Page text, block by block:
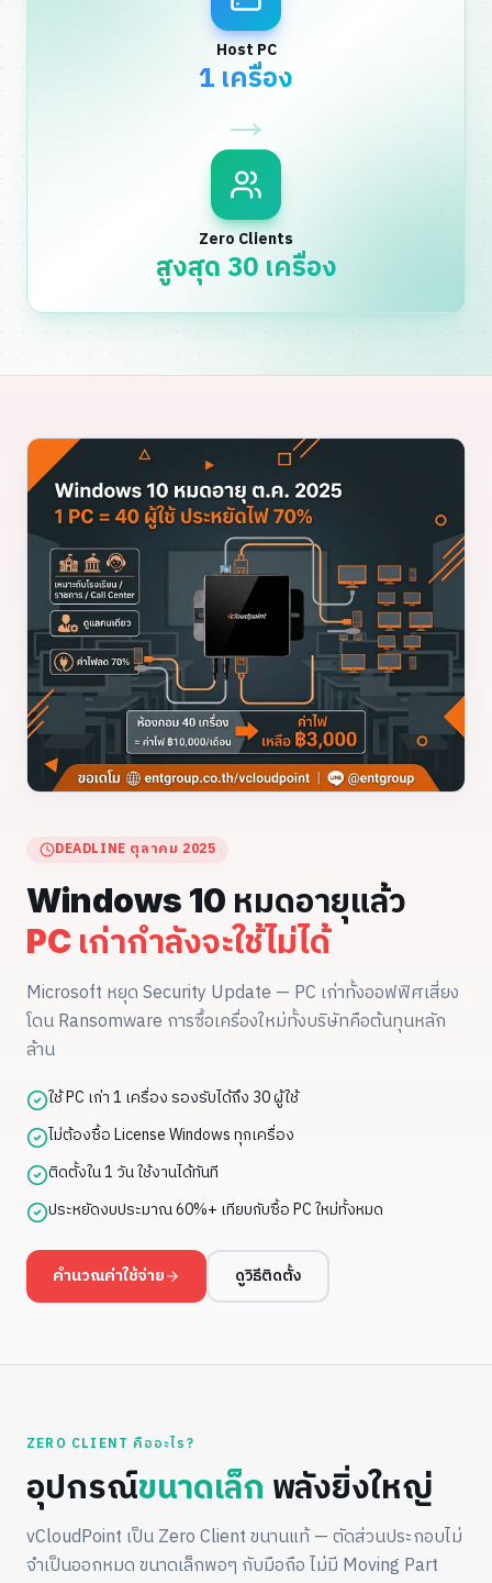
Host PC
1 เครื่อง
→
Zero Clients
สูงสุด 30 เครื่อง
DEADLINE ตุลาคม 2025
Windows 10 หมดอายุแล้ว
PC เก่ากำลังจะใช้ไม่ได้
Microsoft หยุด Security Update — PC เก่าทั้งออฟฟิศเสี่ยง
โดน Ransomware การซื้อเครื่องใหม่ทั้งบริษัทคือต้นทุนหลัก
ล้าน
ใช้ PC เก่า 1 เครื่อง รองรับได้ถึง 30 ผู้ใช้
ไม่ต้องซื้อ License Windows ทุกเครื่อง
ติดตั้งใน 1 วัน ใช้งานได้ทันที
ประหยัดงบประมาณ 60%+ เทียบกับซื้อ PC ใหม่ทั้งหมด
คำนวณค่าใช้จ่าย ดูวิธีติดตั้ง
ZERO CLIENT คืออะไร?
อุปกรณ์ขนาดเล็ก พลังยิ่งใหญ่
vCloudPoint เป็น Zero Client ขนานแท้ — ตัดส่วนประกอบไม่
จำเป็นออกหมด ขนาดเล็กพอๆ กับมือถือ ไม่มี Moving Part